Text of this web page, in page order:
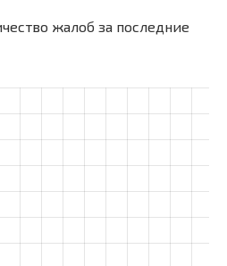
жалоб за последние